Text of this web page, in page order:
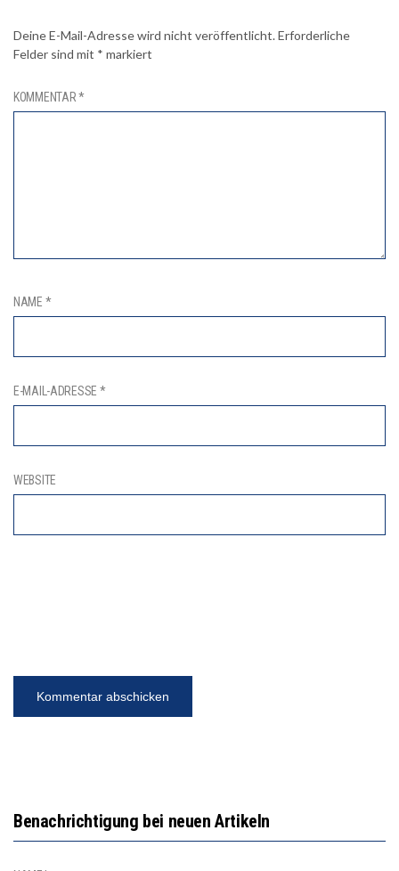
Deine E-Mail-Adresse wird nicht veröffentlicht.Erforderliche
Felder sind mit * markiert
KOMMENTAR*
NAME *
E-MAIL-ADRESSE *
WEBSITE
Benachrichtigung bei neuen Artikeln